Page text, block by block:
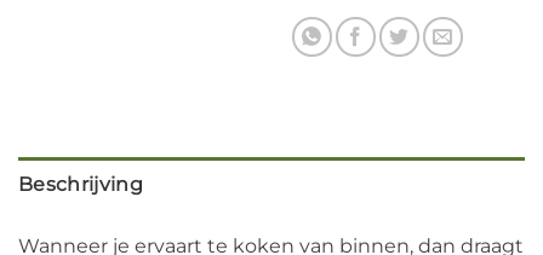
Beschrijving
Wanneer je ervaart te koken van binnen, dan draagt